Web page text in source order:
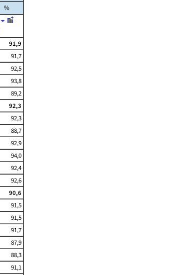
%
91,9
91,7
92,5
93,8
89,2
92,3
92,3
88,7
92,9
94,0
92,4
92,6
90,6
91,5
91,5
91,7
87,9
88,3
91,1